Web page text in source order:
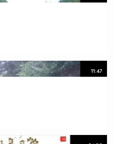
11:47